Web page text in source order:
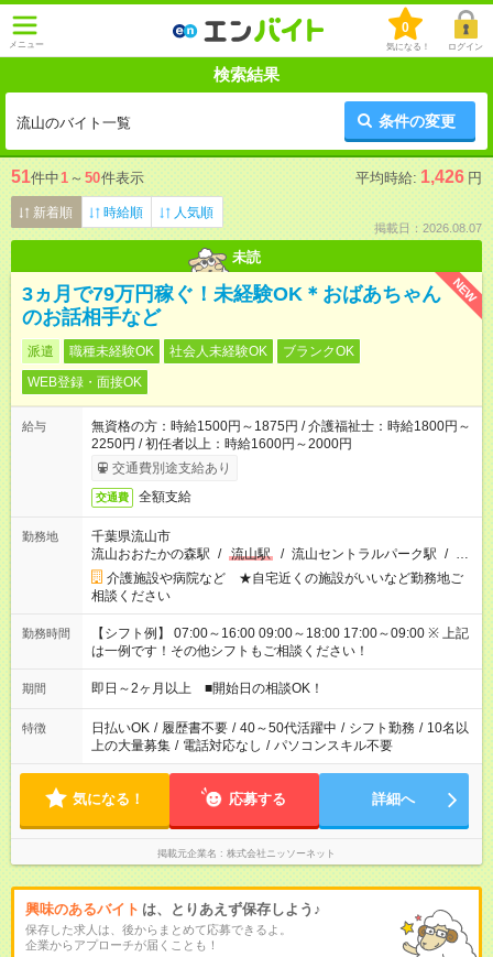
メニュー
0
気になる！ ログイン
検索結果
流山のバイト一覧 条件の変更
51件中1 ～ 50件表示 平均時給: 1,426 円
新着順 時給順 人気順
掲載日：2026.08.07
未読
NEW
3ヵ月で79万円稼ぐ！未経験OK＊おばあちゃん
のお話相手など
派遣 職種未経験OK 社会人未経験OK
ブランクOK
WEB登録・面接OK
給与
無資格の方：時給1500円～1875円 / 介護福祉士：時給1800円～
2250円 / 初任者以上：時給1600円～2000円
交通費別途支給あり
交通費 全額支給
勤務地
千葉県流山市
流山おおたかの森駅 / 流山駅 / 流山セントラルパーク駅 / …
介護施設や病院など ★自宅近くの施設がいいなど勤務地ご
相談ください
勤務時間
【シフト例】 07:00～16:00 09:00～18:00 17:00～09:00 ※ 上記
は一例です！その他シフトもご相談ください！
期間 即日～2ヶ月以上 ■開始日の相談OK！
特徴 日払いOK / 履歴書不要 / 40～50代活躍中 / シフト勤務 / 10名以
上の大量募集 / 電話対応なし / パソコンスキル不要
気になる！ 応募する 詳細へ
掲載元企業名 株式会社ニッソーネット
興味のあるバイト は、とりあえず保存しよう♪
保存した求人は、後からまとめて応募できるよ。
企業からアプローチが届くことも！